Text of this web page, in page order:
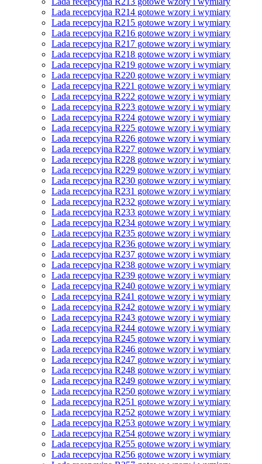
Lada recepcyjna R214 gotowe wzory i wymiary
Lada recepcyjna R215 gotowe wzory i wymiary
Lada recepcyjna R216 gotowe wzory i wymiary
Lada recepcyjna R217 gotowe wzory i wymiary
Lada recepcyjna R218 gotowe wzory i wymiary
Lada recepcyjna R219 gotowe wzory i wymiary
Lada recepcyjna R220 gotowe wzory i wymiary
Lada recepcyjna R221 gotowe wzory i wymiary
Lada recepcyjna R222 gotowe wzory i wymiary
Lada recepcyjna R223 gotowe wzory i wymiary
Lada recepcyjna R224 gotowe wzory i wymiary
Lada recepcyjna R225 gotowe wzory i wymiary
Lada recepcyjna R226 gotowe wzory i wymiary
Lada recepcyjna R227 gotowe wzory i wymiary
Lada recepcyjna R228 gotowe wzory i wymiary
Lada recepcyjna R229 gotowe wzory i wymiary
Lada recepcyjna R230 gotowe wzory i wymiary
Lada recepcyjna R231 gotowe wzory i wymiary
Lada recepcyjna R232 gotowe wzory i wymiary
Lada recepcyjna R233 gotowe wzory i wymiary
Lada recepcyjna R234 gotowe wzory i wymiary
Lada recepcyjna R235 gotowe wzory i wymiary
Lada recepcyjna R236 gotowe wzory i wymiary
Lada recepcyjna R237 gotowe wzory i wymiary
Lada recepcyjna R238 gotowe wzory i wymiary
Lada recepcyjna R239 gotowe wzory i wymiary
Lada recepcyjna R240 gotowe wzory i wymiary
Lada recepcyjna R241 gotowe wzory i wymiary
Lada recepcyjna R242 gotowe wzory i wymiary
Lada recepcyjna R243 gotowe wzory i wymiary
Lada recepcyjna R244 gotowe wzory i wymiary
Lada recepcyjna R245 gotowe wzory i wymiary
Lada recepcyjna R246 gotowe wzory i wymiary
Lada recepcyjna R247 gotowe wzory i wymiary
Lada recepcyjna R248 gotowe wzory i wymiary
Lada recepcyjna R249 gotowe wzory i wymiary
Lada recepcyjna R250 gotowe wzory i wymiary
Lada recepcyjna R251 gotowe wzory i wymiary
Lada recepcyjna R252 gotowe wzory i wymiary
Lada recepcyjna R253 gotowe wzory i wymiary
Lada recepcyjna R254 gotowe wzory i wymiary
Lada recepcyjna R255 gotowe wzory i wymiary
Lada recepcyjna R256 gotowe wzory i wymiary